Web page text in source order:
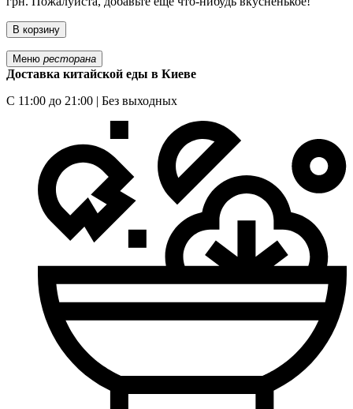
В корзину
Меню ресторана
Доставка китайской еды в Киеве
С 11:00 до 21:00 | Без выходных